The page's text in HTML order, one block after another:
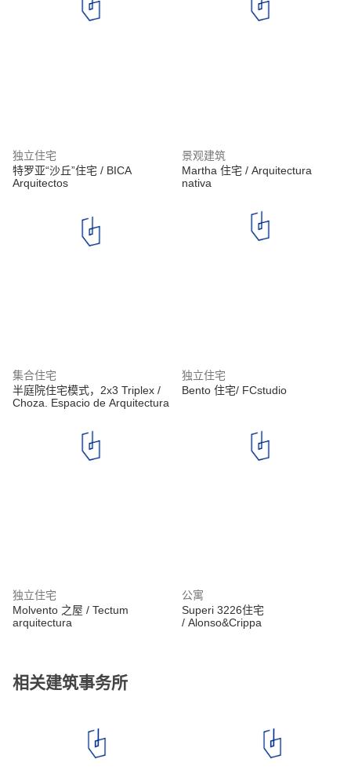
独立住宅
特罗亚“沙丘”住宅 / BICA
Arquitectos
景观建筑
Martha 住宅 / Arquitectura
nativa
集合住宅
半庭院住宅模式，2x3 Triplex /
Choza. Espacio de Arquitectura
独立住宅
Bento 住宅/ FCstudio
独立住宅
Molvento 之屋 / Tectum
arquitectura
相关建筑事务所
公寓
Superi 3226住宅
/ Alonso&Crippa